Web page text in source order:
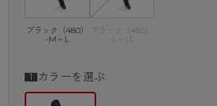
ブラック（480）
-M～L
ブラック（480）
-L～LL
カラーを選ぶ